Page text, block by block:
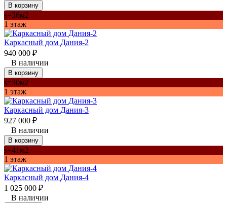
В корзину
s=36м2
1 этаж
Каркасный дом Дания-2
940 000 ₽
В наличии
В корзину
s=30м2
1 этаж
Каркасный дом Дания-3
927 000 ₽
В наличии
В корзину
s=41м2
1 этаж
Каркасный дом Дания-4
1 025 000 ₽
В наличии